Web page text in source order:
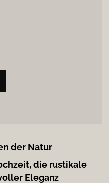
der Natur
die rustikale
Eleganz